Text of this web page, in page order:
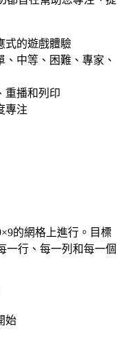
式的遊戲體驗
中等、困難、專家、
重播和列印
專注
的網格上進行。目標
一行、每一列和每一個
始